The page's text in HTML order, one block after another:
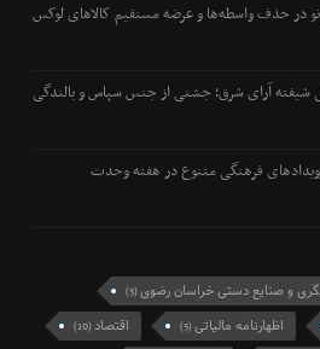
در حذف واسطه‌ها و عرضه مستقیم کالاهای لوکس
آرای شرق؛ جشنی از جنس سپاس و بالندگی
فرهنگی متنوع در هفته وحدت
و صنایع دستی خراسان رضوی(3)
اظهارنامه مالیاتی(5) اقتصاد(10)